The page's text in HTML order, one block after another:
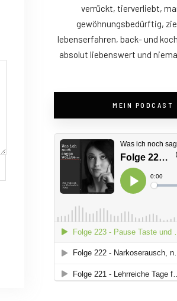
verrückt, tierverliebt,
gewöhnungsbedürftig,
lebenserfahren, back- und
absolut liebenswert und
MEIN PODCAST